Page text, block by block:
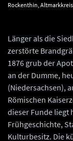
Rockenthin,
Länger als die
zerstörte
1876 grub der
an der Dumme,
(Niedersachsen),
Römischen
dieser Funde liegt
Frühgeschichte,
Kulturbesitz. Die